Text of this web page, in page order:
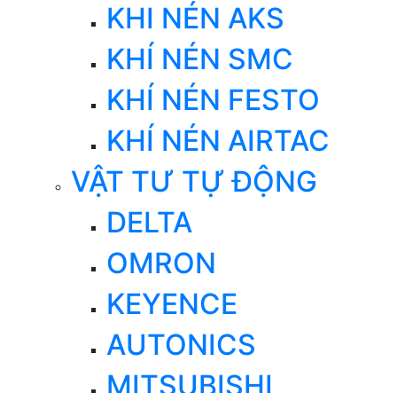
KHI NÉN AKS
KHÍ NÉN SMC
KHÍ NÉN FESTO
KHÍ NÉN AIRTAC
VẬT TƯ TỰ ĐỘNG
DELTA
OMRON
KEYENCE
AUTONICS
MITSUBISHI